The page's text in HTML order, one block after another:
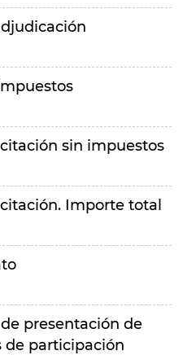
sin impuestos
Importe total
presentación de
de participación